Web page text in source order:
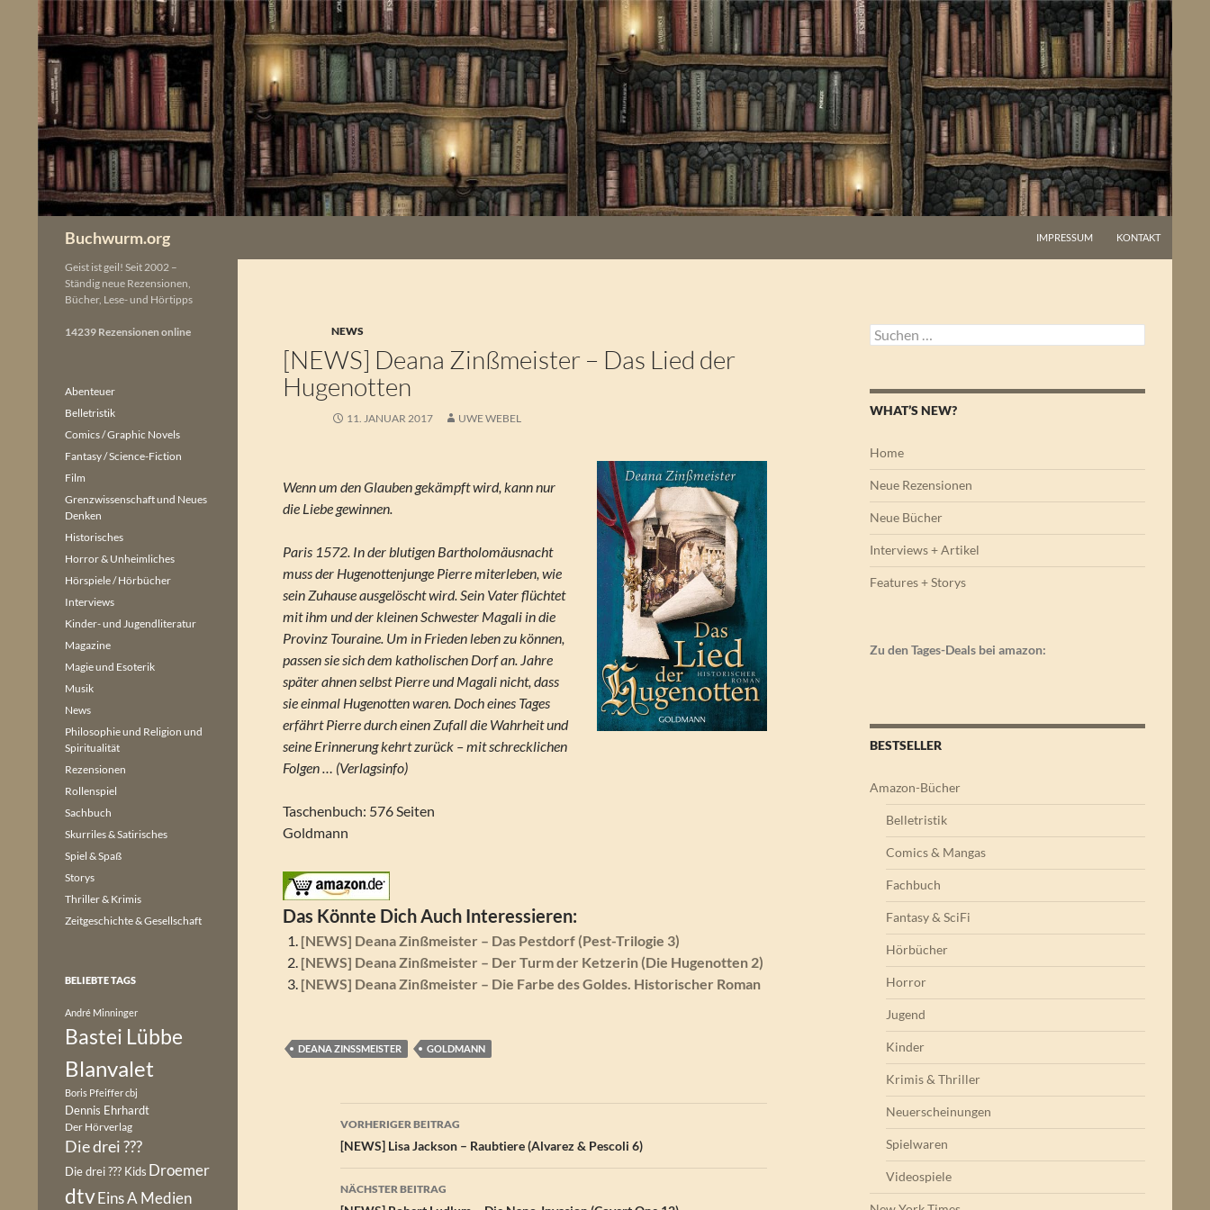
springen
Buchwurm.org IMPRESSUM KONTAKT
NEWS
[NEWS] Deana Zinßmeister – Das Lied der
Hugenotten
11. JANUAR 2017 UWE WEBEL
Wenn um den Glauben gekämpft wird, kann nur
die Liebe gewinnen.
Paris 1572. In der blutigen Bartholomäusnacht
muss der Hugenottenjunge Pierre miterleben, wie
sein Zuhause ausgelöscht wird. Sein Vater flüchtet
mit ihm und der kleinen Schwester Magali in die
Provinz Touraine. Um in Frieden leben zu können,
passen sie sich dem katholischen Dorf an. Jahre
später ahnen selbst Pierre und Magali nicht, dass
sie einmal Hugenotten waren. Doch eines Tages
erfährt Pierre durch einen Zufall die Wahrheit und
seine Erinnerung kehrt zurück – mit schrecklichen
Folgen … (Verlagsinfo)
Taschenbuch: 576 Seiten
Goldmann
Das Könnte Dich Auch Interessieren:
[NEWS] Deana Zinßmeister – Das Pestdorf (Pest-Trilogie 3)
[NEWS] Deana Zinßmeister – Der Turm der Ketzerin (Die Hugenotten 2)
[NEWS] Deana Zinßmeister – Die Farbe des Goldes. Historischer Roman
DEANA ZINSSMEISTER GOLDMANN
Beitragsnavigation
VORHERIGER BEITRAG
[NEWS] Lisa Jackson – Raubtiere (Alvarez & Pescoli 6)
NÄCHSTER BEITRAG
Suchen
nach:
WHAT’S NEW?
Home
Neue Rezensionen
Neue Bücher
Interviews + Artikel
Features + Storys
Zu den Tages-Deals bei amazon:
BESTSELLER
Amazon-Bücher
Belletristik
Comics & Mangas
Fachbuch
Fantasy & SciFi
Hörbücher
Horror
Jugend
Kinder
Krimis & Thriller
Neuerscheinungen
Spielwaren
Videospiele
Geist ist geil! Seit 2002 –
Ständig neue Rezensionen,
Bücher, Lese- und Hörtipps
14239 Rezensionen online
Abenteuer
Belletristik
Comics / Graphic Novels
Fantasy / Science-Fiction
Film
Grenzwissenschaft und Neues
Denken
Historisches
Horror & Unheimliches
Hörspiele / Hörbücher
Interviews
Kinder- und Jugendliteratur
Magazine
Magie und Esoterik
Musik
News
Philosophie und Religion und
Spiritualität
Rezensionen
Rollenspiel
Sachbuch
Skurriles & Satirisches
Spiel & Spaß
Storys
Thriller & Krimis
Zeitgeschichte & Gesellschaft
BELIEBTE TAGS
André Minninger
Bastei Lübbe
Blanvalet
Boris Pfeiffercbj
Dennis Ehrhardt
Der Hörverlag
Die drei ???
Die drei ??? Kids Droemer
dtvEins A Medien